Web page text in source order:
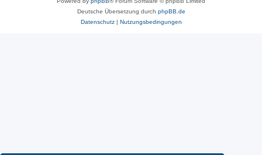
Deutsche Übersetzung durch phpBB.de
Datenschutz| Nutzungsbedingungen